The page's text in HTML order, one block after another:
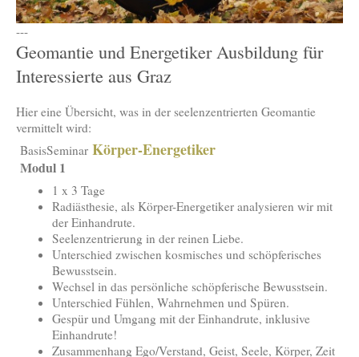
---
Geomantie und Energetiker Ausbildung für
Interessierte aus Graz
Hier eine Übersicht, was in der seelenzentrierten Geomantie
vermittelt wird:
BasisSeminar Körper-Energetiker
Modul 1
1 x 3 Tage
Radiästhesie, als Körper-Energetiker analysieren wir mit
der Einhandrute.
Seelenzentrierung in der reinen Liebe.
Unterschied zwischen kosmisches und schöpferisches
Bewusstsein.
Wechsel in das persönliche schöpferische Bewusstsein.
Unterschied Fühlen, Wahrnehmen und Spüren.
Gespür und Umgang mit der Einhandrute, inklusive
Einhandrute!
Zusammenhang Ego/Verstand, Geist, Seele, Körper, Zeit